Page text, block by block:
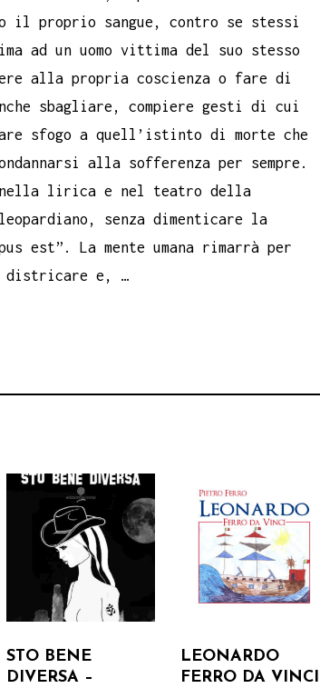
il proprio sangue, contro se stessi
ad un uomo vittima del suo stesso
alla propria coscienza o fare di
sbagliare, compiere gesti di cui
sfogo a quell’istinto di morte che
alla sofferenza per sempre.
nella lirica e nel teatro della
senza dimenticare la
est”. La mente umana rimarrà per
districare e, …
STO BENE
DIVERSA –
LEONARDO
FERRO DA VINCI